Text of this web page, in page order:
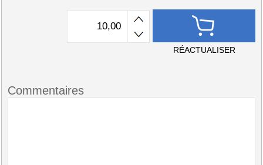
RÉACTUALISER
Commentaires